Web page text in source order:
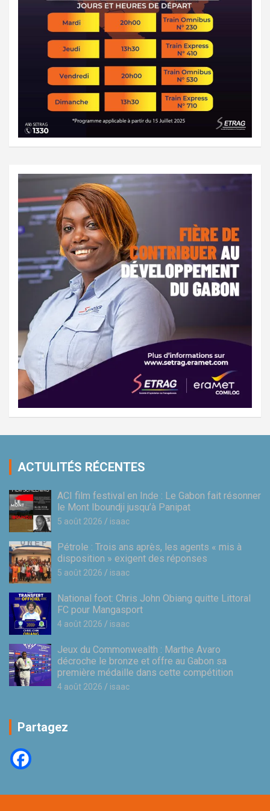
ACTULITÉS RÉCENTES
ACI film festival en Inde : Le Gabon fait résonner
le Mont Iboundji jusqu’à Panipat
5 août 2026 isaac
Pétrole : Trois ans après, les agents « mis à
disposition » exigent des réponses
5 août 2026 isaac
National foot: Chris John Obiang quitte Littoral
FC pour Mangasport
4 août 2026 isaac
Jeux du Commonwealth : Marthe Avaro
décroche le bronze et offre au Gabon sa
première médaille dans cette compétition
4 août 2026 isaac
Partagez